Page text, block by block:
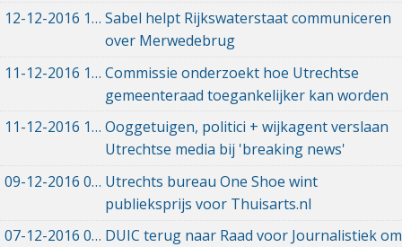
12-12-2016 12-12-2016 13:01
Sabel helpt Rijkswaterstaat communiceren
over Merwedebrug
11-12-2016 11-12-2016 22:31
Commissie onderzoekt hoe Utrechtse
gemeenteraad toegankelijker kan worden
11-12-2016 11-12-2016 15:52
Ooggetuigen, politici + wijkagent verslaan
Utrechtse media bij 'breaking news'
09-12-2016 09-12-2016 11:23
Utrechts bureau One Shoe wint
publieksprijs voor Thuisarts.nl
07-12-2016 07-12-2016 19:49
DUIC terug naar Raad voor Journalistiek om